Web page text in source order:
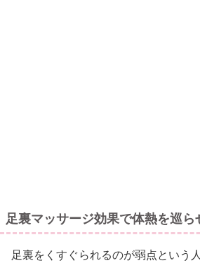
足裏マッサージ効果で体熱を巡ら
足裏をくすぐられるのが弱点という